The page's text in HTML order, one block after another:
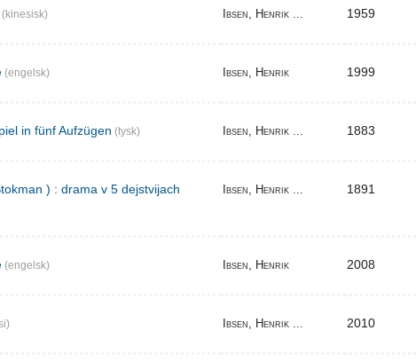
(kinesisk) Ibsen, Henrik ... 1959
(engelsk) Ibsen, Henrik 1999
in fünf Aufzügen (tysk) Ibsen, Henrik ... 1883
) : drama v 5 dejstvijach Ibsen, Henrik ... 1891
(engelsk) Ibsen, Henrik 2008
Ibsen, Henrik ... 2010